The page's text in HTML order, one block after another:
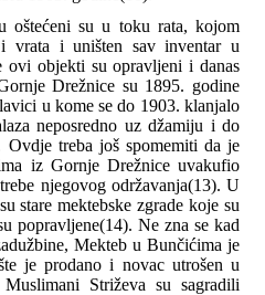
oštećeni su u toku rata, kojom
vrata i uništen sav inventar u
ovi objekti su opravljeni i danas
Drežnice su 1895. godine
u kome se do 1903. klanjalo
neposredno uz džamiju i do
Ovdje treba još spomemiti da je
iz Gornje Drežnice uvakufio
njegovog održavanja(13). U
stare mektebske zgrade koje su
popravljene(14). Ne zna se kad
Mekteb u Bunčićima je
je prodano i novac utrošen u
Striževa su sagradili